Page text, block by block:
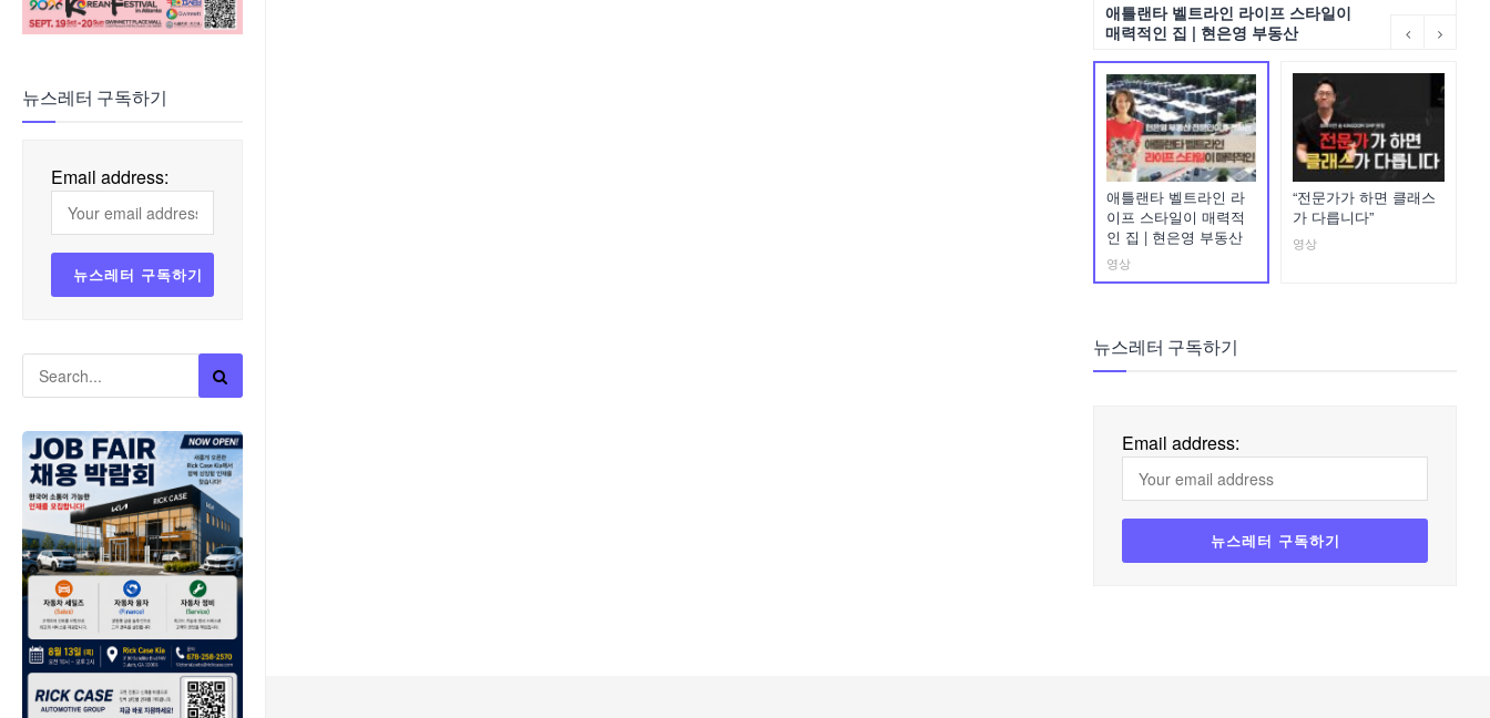
뉴스레터 구독하기
Email address:
애틀랜타 벨트라인 라이프 스타일이
매력적인 집 | 현은영 부동산
애틀랜타 벨트라인 라
이프 스타일이 매력적
인 집 | 현은영 부동산
영상
“전문가가 하면 클래스
가 다릅니다”
영상
뉴스레터 구독하기
Email address: